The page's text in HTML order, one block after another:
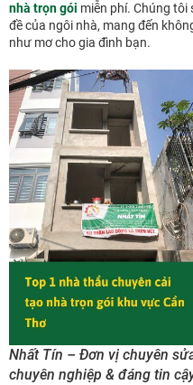
nhà trọn gói miễn phí. Chúng tôi
đề của ngôi nhà, mang đến
như mơ cho gia đình bạn.
Nhất Tín – Đơn vị chuyên
chuyên nghiệp & đáng tin